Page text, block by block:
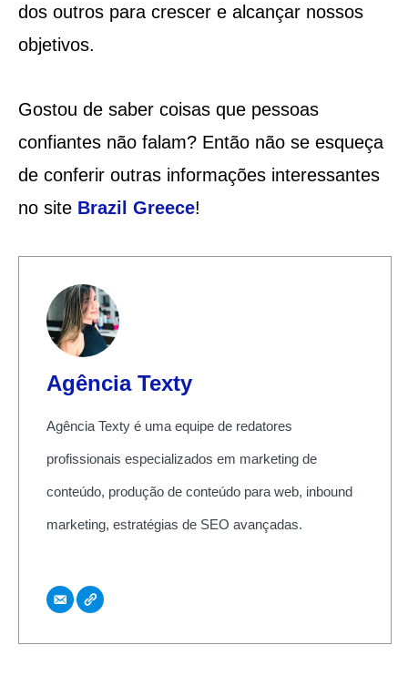
dos outros para crescer e alcançar nossos
objetivos.
Gostou de saber coisas que pessoas
confiantes não falam? Então não se esqueça
de conferir outras informações interessantes
no site Brazil Greece!
Agência Texty
Agência Texty é uma equipe de redatores
profissionais especializados em marketing de
conteúdo, produção de conteúdo para web, inbound
marketing, estratégias de SEO avançadas.